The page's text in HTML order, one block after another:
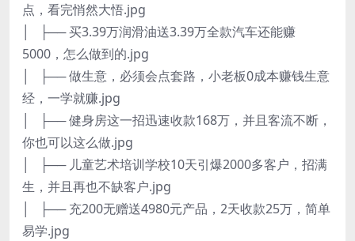
点，看完悄然大悟.jpg
│ ├── 买3.39万润滑油送3.39万全款汽车还能赚
5000，怎么做到的.jpg
│ ├── 做生意，必须会点套路，小老板0成本赚钱生意
经，一学就赚.jpg
│ ├── 健身房这一招迅速收款168万，并且客流不断，
你也可以这么做.jpg
│ ├── 儿童艺术培训学校10天引爆2000多客户，招满
生，并且再也不缺客户.jpg
│ ├── 充200无赠送4980元产品，2天收款25万，简单
易学.jpg